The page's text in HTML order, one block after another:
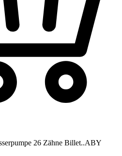
26 Zähne Billet..ABY